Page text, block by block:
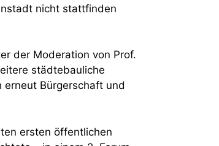
nicht stattfinden
der Moderation von Prof.
städtebauliche
Bürgerschaft und
ersten öffentlichen